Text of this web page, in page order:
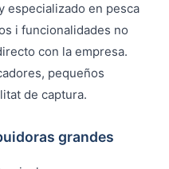
especializado en pesca
i funcionalidades no
con la empresa.
pequeños
de captura.
grandes